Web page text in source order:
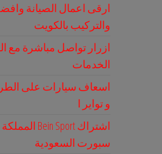
ارقى اعمال الصيانة
والتركيب بالكويت
ازرار تواصل مباشرة مع
الخدمات
اسعاف سيارات على
و تواير ا
سبورت السعودية